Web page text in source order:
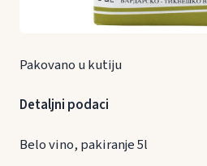
Pakovano u kutiju
Detaljni podaci
Belo vino, pakiranje 5l